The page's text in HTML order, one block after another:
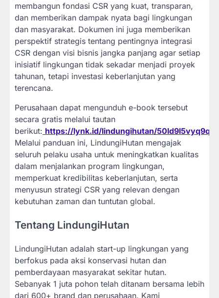
membangun fondasi CSR yang kuat, transparan,
dan memberikan dampak nyata bagi lingkungan
dan masyarakat. Dokumen ini juga memberikan
perspektif strategis tentang pentingnya integrasi
CSR dengan visi bisnis jangka panjang agar setiap
inisiatif lingkungan tidak sekadar menjadi proyek
tahunan, tetapi investasi keberlanjutan yang
terencana.
Perusahaan dapat mengunduh e-book tersebut
secara gratis melalui tautan
berikut: https://lynk.id/lindungihutan/50ld9l5vyq9q
Melalui panduan ini, LindungiHutan mengajak
seluruh pelaku usaha untuk meningkatkan kualitas
dalam menjalankan program lingkungan,
memperkuat kredibilitas keberlanjutan, serta
menyusun strategi CSR yang relevan dengan
kebutuhan zaman dan tuntutan global.
Tentang LindungiHutan
LindungiHutan adalah start-up lingkungan yang
berfokus pada aksi konservasi hutan dan
pemberdayaan masyarakat sekitar hutan.
Sebanyak 1 juta pohon telah ditanam bersama lebih
dari 600+ brand dan perusahaan. Kami